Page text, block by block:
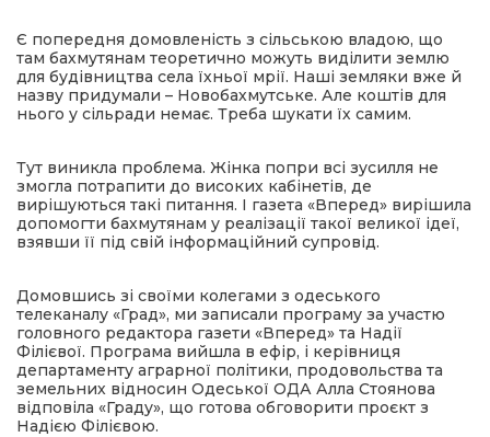
Є попередня домовленість з сільською владою, що
там бахмутянам теоретично можуть виділити землю
для будівництва села їхньої мрії. Наші земляки вже й
назву придумали – Новобахмутське. Але коштів для
нього у сільради немає. Треба шукати їх самим.
Тут виникла проблема. Жінка попри всі зусилля не
змогла потрапити до високих кабінетів, де
вирішуються такі питання. І газета «Вперед» вирішила
допомогти бахмутянам у реалізації такої великої ідеї,
взявши її під свій інформаційний супровід.
Домовшись зі своїми колегами з одеського
телеканалу «Град», ми записали програму за участю
головного редактора газети «Вперед» та Надії
Філієвої. Програма вийшла в ефір, і керівниця
департаменту аграрної політики, продовольства та
земельних відносин Одеської ОДА Алла Стоянова
відповіла «Граду», що готова обговорити проєкт з
Надією Філієвою.